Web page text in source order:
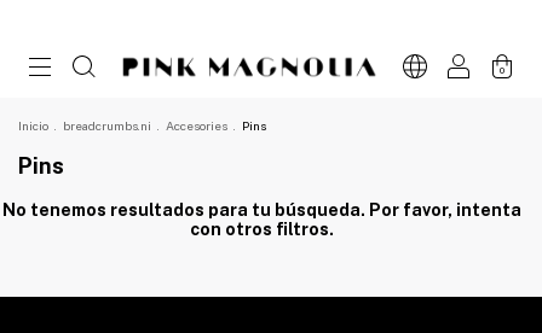
0
Inicio . breadcrumbs.ni . Accesories . Pins
Pins
No tenemos resultados para tu búsqueda. Por favor, intenta
con otros filtros.